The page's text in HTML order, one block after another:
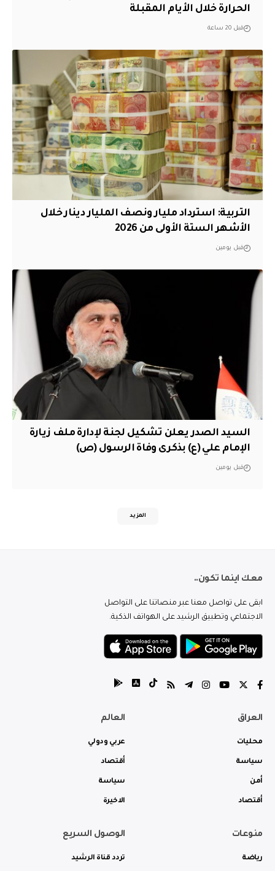
الحرارة خلال الأيام المقبلة
قبل 20 ساعة
التربية: استرداد مليار ونصف المليار دينار خلال
الأشهر الستة الأولى من 2026
قبل يومين
السيد الصدر يعلن تشكيل لجنة لإدارة ملف زيارة
الإمام علي (ع) بذكرى وفاة الرسول (ص)
قبل يومين
المزيد
معك اينما تكون..
ابقى على تواصل معنا عبر منصاتنا على التواصل
الاجتماعي وتطبيق الرشيد على الهواتف الذكية.
العراق
محليات
سياسة
أمن
أقتصاد
العالم
عربي ودولي
أقتصاد
سياسة
الاخيرة
منوعات
رياضة
الوصول السريع
تردد قناة الرشيد